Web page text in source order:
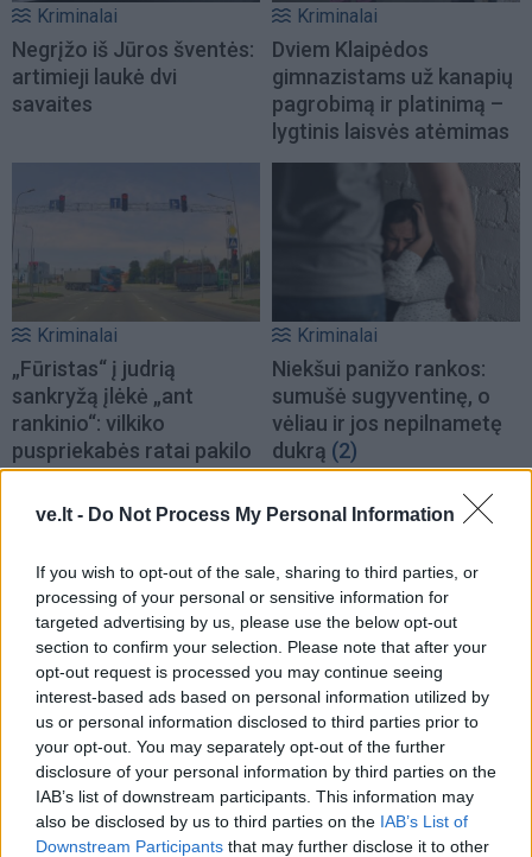
ve.lt - Do Not Process My Personal Information
If you wish to opt-out of the sale, sharing to third parties, or
processing of your personal or sensitive information for
targeted advertising by us, please use the below opt-out
section to confirm your selection. Please note that after your
opt-out request is processed you may continue seeing
interest-based ads based on personal information utilized by
us or personal information disclosed to third parties prior to
your opt-out. You may separately opt-out of the further
disclosure of your personal information by third parties on the
IAB’s list of downstream participants. This information may
also be disclosed by us to third parties on the IAB’s List of
Downstream Participants that may further disclose it to other
Kriminalai
Negrįžo iš Jūros šventės:
artimieji laukė dvi
savaites
Kriminalai
Dviem Klaipėdos
gimnazistams už kanapių
pagrobimą ir platinimą –
lygtinis laisvės atėmimas
Kriminalai
„Fūristas“ į judrią
sankryžą įlėkė „ant
rankinio“: vilkiko
puspriekabės ratai pakilo
į orą(7)
Kriminalai
Niekšui panižo rankos:
sumušė sugyventinę, o
vėliau ir jos nepilnametę
dukrą (2)
Kriminalai
Traukia it bites prie
medaus: kurorte vėl
ištuštino žaidimų
automatus(1)
Kriminalai
Paramediko nužudymo
byloje į laisvę paleistas
vienas įtariamųjų(3)